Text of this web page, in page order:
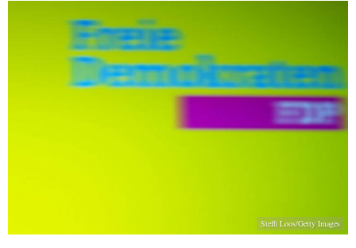
Steffi Loos/Getty Images